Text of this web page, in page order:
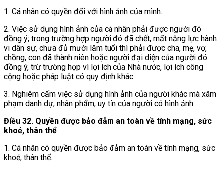
1. Cá nhân có quyền đối với hình ảnh của mình.
2. Việc sử dụng hình ảnh của cá nhân phải được người đó
đồng ý; trong trường hợp người đó đã chết, mất năng lực hành
vi dân sự, chưa đủ mười lăm tuổi thì phải được cha, mẹ, vợ,
chồng, con đã thành niên hoặc người đại diện của người đó
đồng ý, trừ trường hợp vì lợi ích của Nhà nước, lợi ích công
cộng hoặc pháp luật có quy định khác.
3. Nghiêm cấm việc sử dụng hình ảnh của người khác mà xâm
phạm danh dự, nhân phẩm, uy tín của người có hình ảnh.
Điều 32. Quyền được bảo đảm an toàn về tính mạng, sức
khoẻ, thân thể
1. Cá nhân có quyền được bảo đảm an toàn về tính mạng, sức
khoẻ, thân thể.